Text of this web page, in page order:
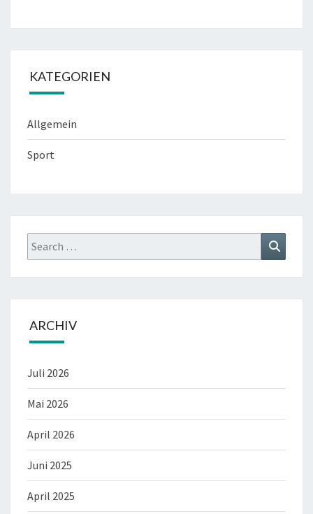
KATEGORIEN
Allgemein
Sport
Search
for:
ARCHIV
Juli 2026
Mai 2026
April 2026
Juni 2025
April 2025